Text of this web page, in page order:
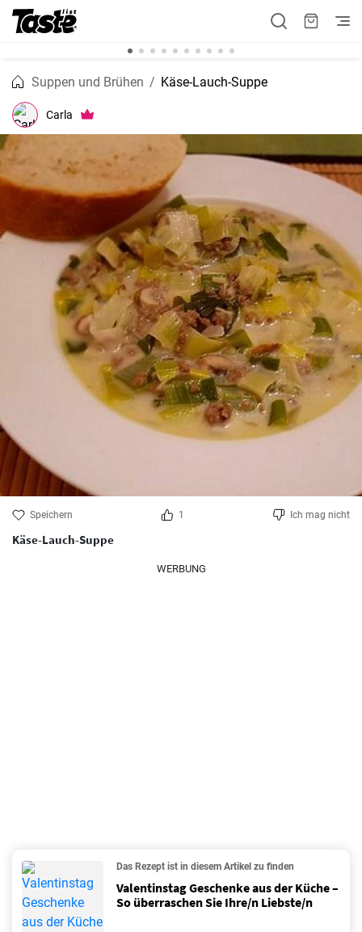
Suppen und Brühen Käse-Lauch-Suppe
Carla
Speichern 1 Ich mag nicht
Käse-Lauch-Suppe
WERBUNG
Das Rezept ist in diesem Artikel zu finden
Valentinstag Geschenke aus der Küche –
So überraschen Sie Ihre/n Liebste/n